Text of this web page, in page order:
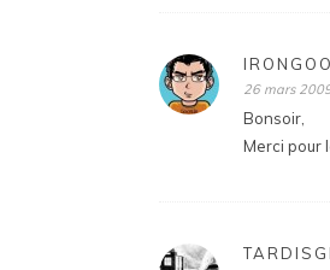
26 mars
Bonsoir,
Merci pour